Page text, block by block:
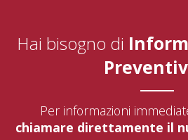
Hai bisogno di
Per informazioni
chiamare direttamente il